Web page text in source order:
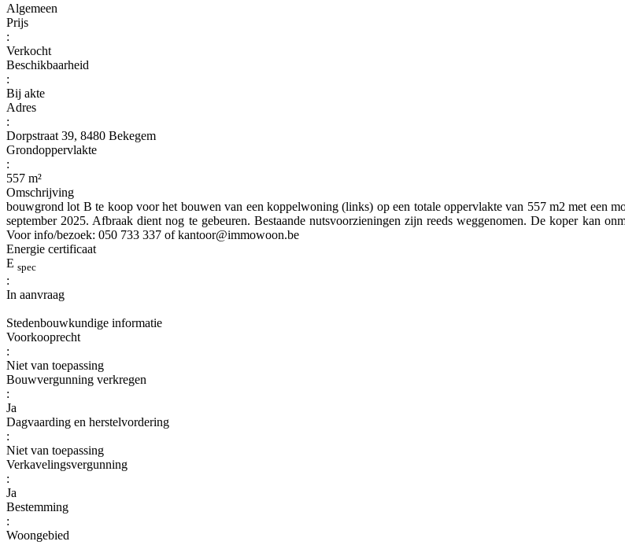
Algemeen
Prijs
:
Verkocht
Beschikbaarheid
:
Bij akte
Adres
:
Dorpstraat 39, 8480 Bekegem
Grondoppervlakte
:
557 m²
Omschrijving
bouwgrond lot B te koop voor het bouwen van een koppelwoning (links) op een totale oppervlakte van 557 m2 met een
september 2025. Afbraak dient nog te gebeuren. Bestaande nutsvoorzieningen zijn reeds weggenomen. De koper kan
Voor info/bezoek: 050 733 337 of kantoor@immowoon.be
Energie certificaat
E spec
:
In aanvraag
Stedenbouwkundige informatie
Voorkooprecht
:
Niet van toepassing
Bouwvergunning verkregen
:
Ja
Dagvaarding en herstelvordering
:
Niet van toepassing
Verkavelingsvergunning
:
Ja
Bestemming
:
Woongebied